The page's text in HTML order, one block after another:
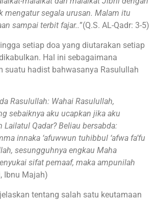
mengatur segala urusan. Malam itu
sampai terbit fajar..”(Q.S. AL-Qadr: 3-5)
setiap doa yang diutarakan setiap
Hal ini sebagaimana
suatu hadist bahwasanya Rasulullah
Rasulullah: Wahai Rasulullah,
sebaiknya aku ucapkan jika aku
Qadar? Beliau bersabda:
innaka ‘afuwwun tuhibbul ‘afwa fa’fu
sesungguhnya engkau Maha
sifat pemaaf, maka ampunilah
Ibnu Majah)
tentang salah satu keutamaan